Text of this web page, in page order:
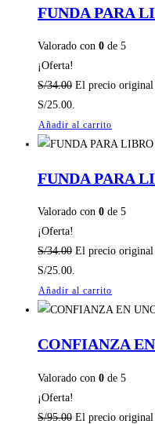
FUNDA PARA
Valorado con 0 de 5
¡Oferta!
S/34.00 El precio original
S/25.00.
Añadir al carrito
FUNDA PARA
Valorado con 0 de 5
¡Oferta!
S/34.00 El precio original
S/25.00.
Añadir al carrito
CONFIANZA
Valorado con 0 de 5
¡Oferta!
S/95.00 El precio original